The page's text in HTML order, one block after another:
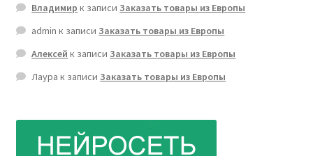
Владимир к записиЗаказать товары из Европы
admin к записиЗаказать товары из Европы
Алексей к записиЗаказать товары из Европы
Лаура к записиЗаказать товары из Европы